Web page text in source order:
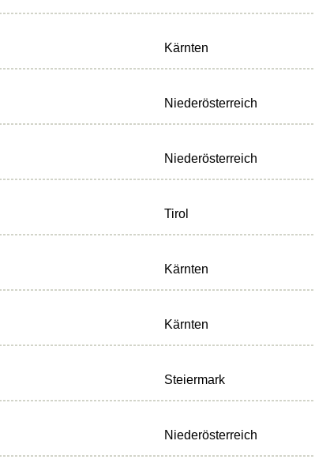
Kärnten
Niederösterreich
Niederösterreich
Tirol
Kärnten
Kärnten
Steiermark
Niederösterreich